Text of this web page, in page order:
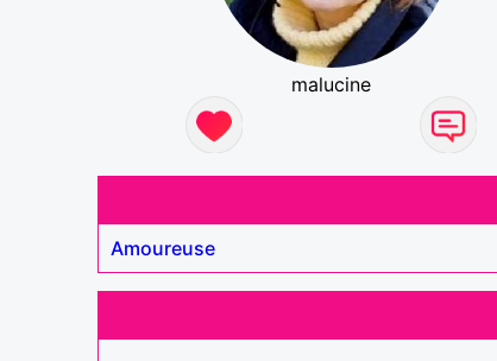
malucine
Amoureuse